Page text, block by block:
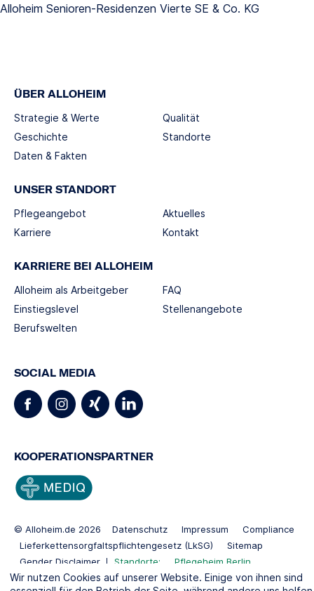
Alloheim Senioren-Residenzen Vierte SE & Co. KG
ÜBER ALLOHEIM
Strategie & Werte
Geschichte
Daten & Fakten
Qualität
Standorte
UNSER STANDORT
Pflegeangebot
Karriere
Aktuelles
Kontakt
KARRIERE BEI ALLOHEIM
Alloheim als Arbeitgeber
Einstiegslevel
Berufswelten
FAQ
Stellenangebote
SOCIAL MEDIA
KOOPERATIONSPARTNER
© Alloheim.de 2026 Datenschutz Impressum
Compliance
Lieferkettensorgfaltspflichtengesetz (LkSG)
Sitemap
Gender Disclaimer
Standorte:
Pflegeheim Berlin
Pflegeheim Kiel
Wir nutzen Cookies auf unserer Website. Einige von ihnen sind